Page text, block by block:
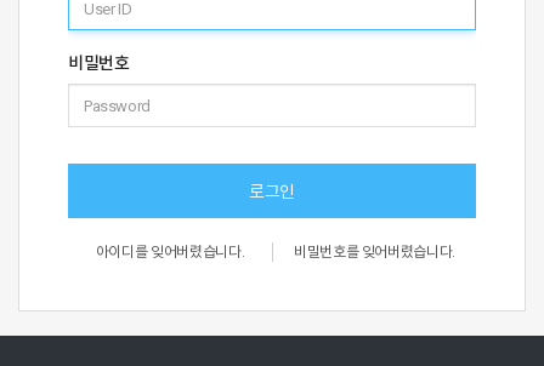
비밀번호
로그인
아이디를 잊어버렸습니다. 비밀번호를 잊어버렸습니다.